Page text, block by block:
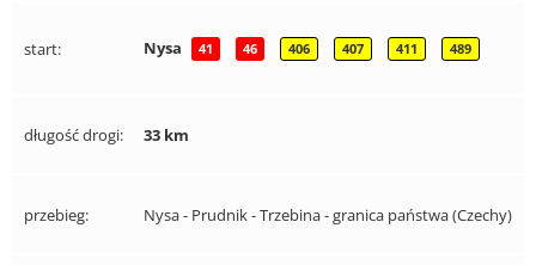
start: Nysa 41 46 406 407 411 489
długość drogi: 33 km
przebieg: Nysa - Prudnik - Trzebina - granica państwa (Czechy)